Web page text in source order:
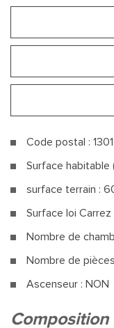
Code postal :
Surface habitable
surface terrain :
Surface loi Carrez
Nombre de
Nombre de
Ascenseur : NON
la ville de